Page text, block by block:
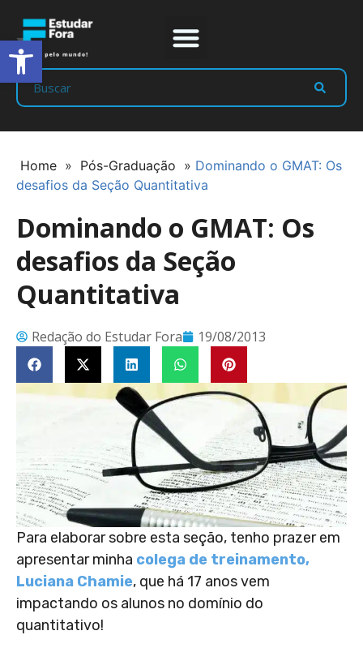
Home » Pós-Graduação » Dominando o GMAT: Os
desafios da Seção Quantitativa
Dominando o GMAT: Os
desafios da Seção
Quantitativa
Redação do Estudar Fora 19/08/2013
Para elaborar sobre esta seção, tenho prazer em
apresentar minha colega de treinamento,
Luciana Chamie, que há 17 anos vem
impactando os alunos no domínio do
quantitativo!
Abrir a barra de ferramentas